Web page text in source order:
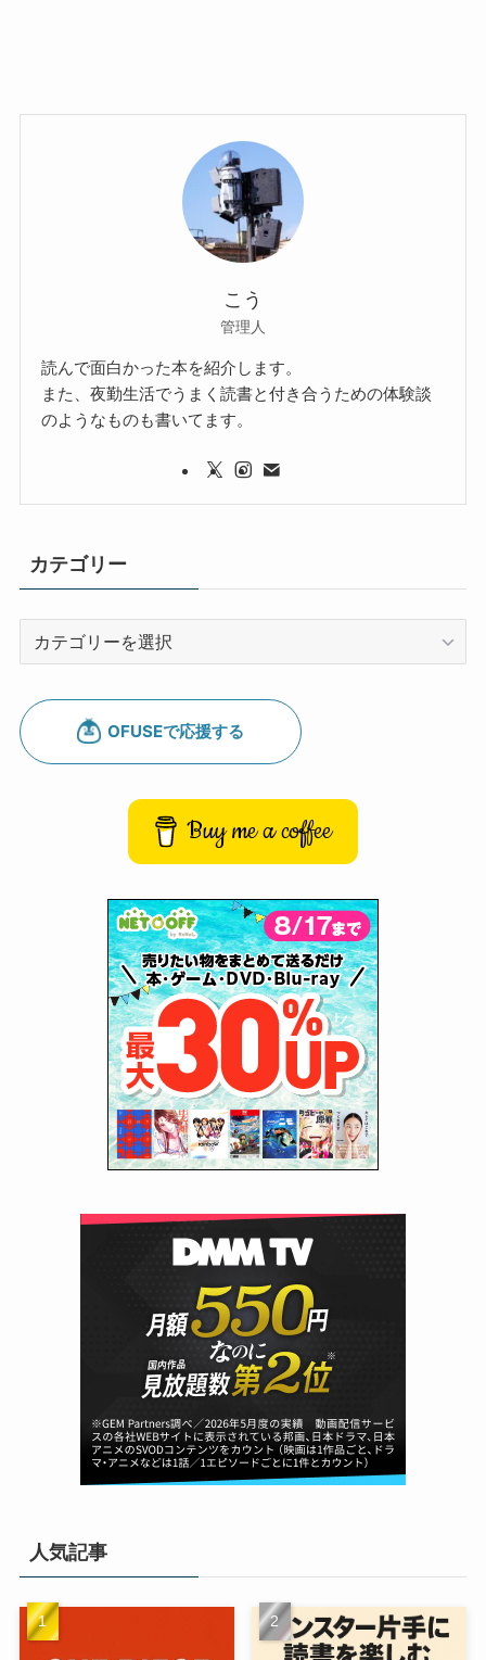
こう
管理人
読んで面白かった本を紹介します。
また、夜勤生活でうまく読書と付き合うための体験談
のようなものも書いてます。
カテゴリー
リ
ー
Buy me a coffee
人気記事